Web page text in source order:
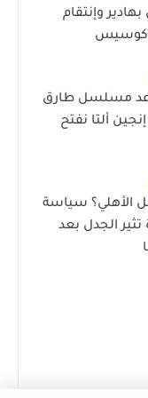
وإنتقام
كوسيس
مسلسل طارق
ألتا نفتح
الأهلي؟ سياسة
تثير الجدل بعد